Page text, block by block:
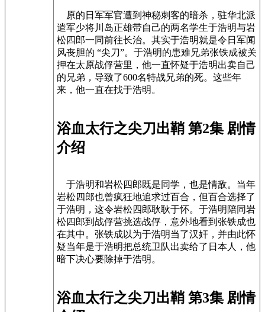
原的日军军官遭到神秘刺客的暗杀，驻华北派
遣军少将川岛正雄带自己的两名学生于浩明与岩
松四郎一同前往长治。其实于浩明就是令日军闻
风丧胆的 “尖刀”。于浩明的患难兄弟张铁成被关
押在太原战俘营里，他一直怀疑于浩明出卖自己
的兄弟，导致了600名特战兄弟的死。这些年
来，他一直在找于浩明。
浴血太行之尖刀出鞘 第2集 剧情
介绍
于浩明和岩松四郎既是同学，也是情敌。当年
岩松四郎也曾疯狂地追求过百合，但百合选择了
于浩明，这令岩松四郎耿耿于怀。于浩明陪同岩
松四郎到战俘营挑选战俘，意外地看到张铁成也
在其中。张铁成以为于浩明当了汉奸，并由此怀
疑当年是于浩明把总统卫队出卖给了日本人，他
暗下决心要除掉于浩明。
浴血太行之尖刀出鞘 第3集 剧情